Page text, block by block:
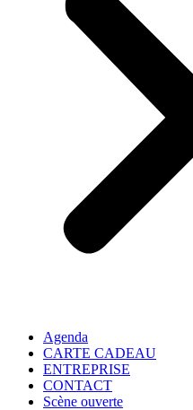
Agenda
CARTE CADEAU
ENTREPRISE
CONTACT
Scène ouverte